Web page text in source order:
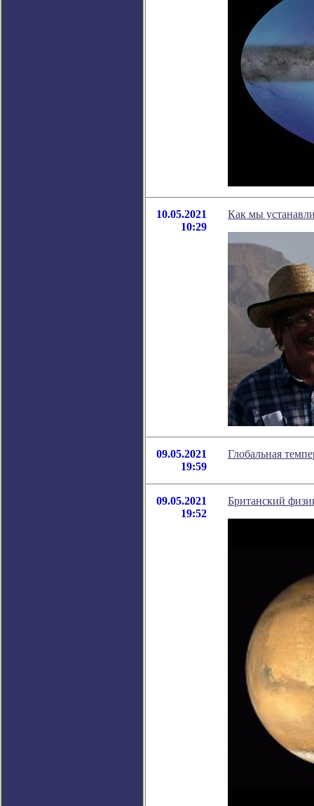
10.05.2021
10:29
Как мы
09.05.2021
19:59
Глобальная
09.05.2021
19:52
Британский